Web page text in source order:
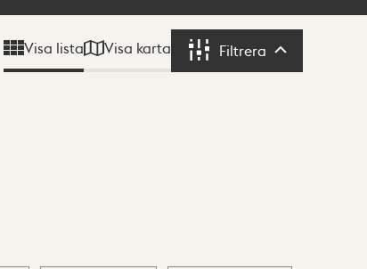
Visa lista Visa karta Filtrera Filtrera